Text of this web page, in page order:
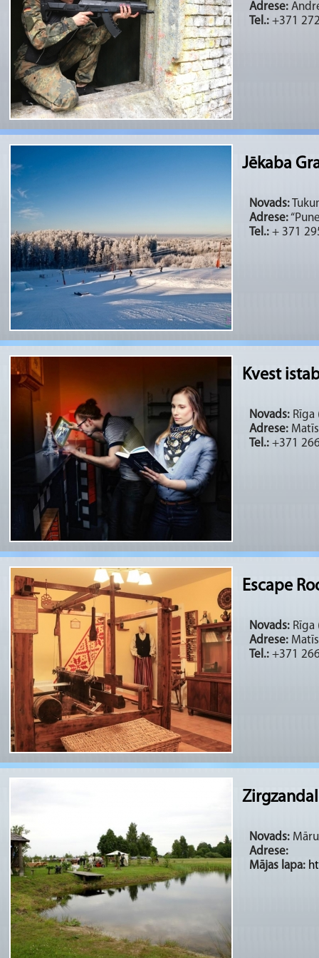
Adrese:
Tel.: +371
Jēkaba
Novads:
Adrese:
Tel.: + 371
Kvest
Novads: Rīga
Adrese:
Tel.: +371
Escape
Novads: Rīga
Adrese:
Tel.: +371
Novads:
Adrese:
Mājas lapa: